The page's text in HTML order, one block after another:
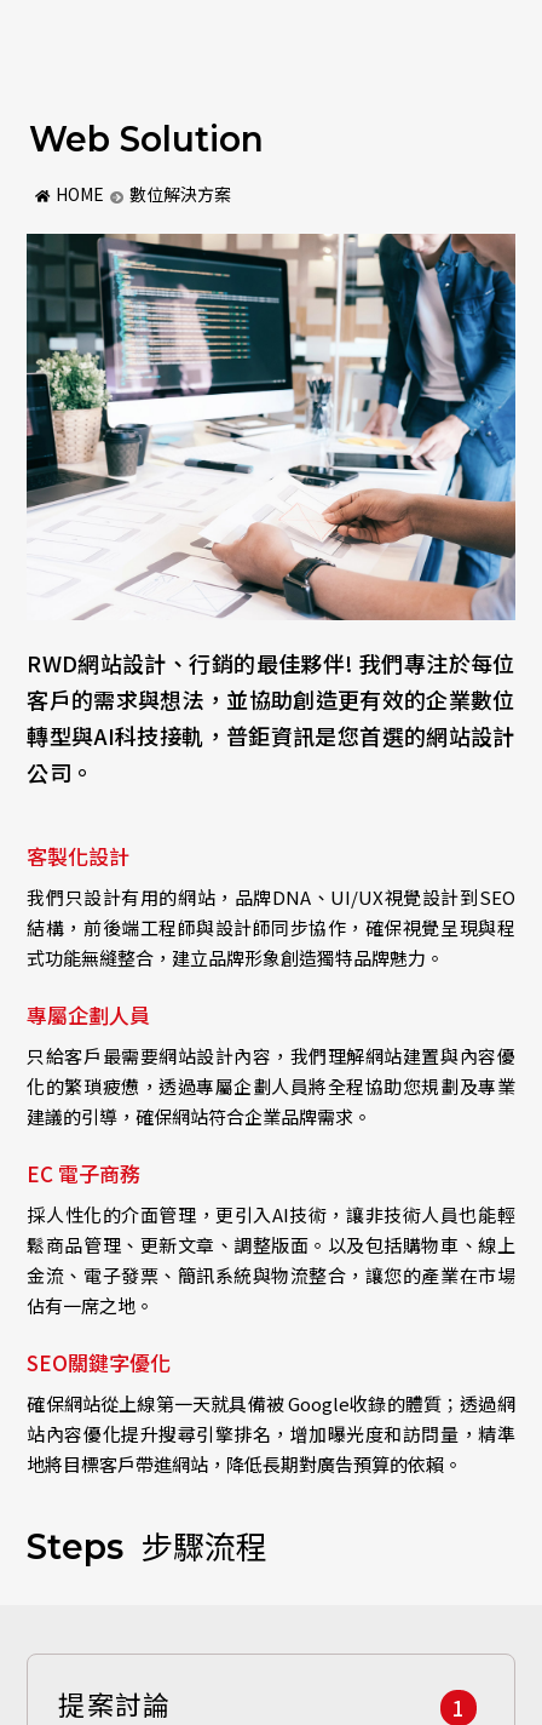
企業官網
音響器材
線上訂房
關於普鉅
網站設計思維
Web Solution
HOME 數位解決方案
RWD網站設計、行銷的最佳夥伴! 我們專注於每位
客戶的需求與想法，並協助創造更有效的企業數位
轉型與AI科技接軌，普鉅資訊是您首選的網站設計
公司。
客製化設計
我們只設計有用的網站，品牌DNA、UI/UX視覺設計到SEO
結構，前後端工程師與設計師同步協作，確保視覺呈現與程
式功能無縫整合，建立品牌形象創造獨特品牌魅力。
專屬企劃人員
只給客戶最需要網站設計內容，我們理解網站建置與內容優
化的繁瑣疲憊，透過專屬企劃人員將全程協助您規劃及專業
建議的引導，確保網站符合企業品牌需求。
EC 電子商務
採人性化的介面管理，更引入AI技術，讓非技術人員也能輕
鬆商品管理、更新文章、調整版面。以及包括購物車、線上
金流、電子發票、簡訊系統與物流整合，讓您的產業在市場
佔有一席之地。
SEO關鍵字優化
確保網站從上線第一天就具備被 Google收錄的體質；透過網
站內容優化提升搜尋引擎排名，增加曝光度和訪問量，精準
地將目標客戶帶進網站，降低長期對廣告預算的依賴。
Steps 步驟流程
1
提案討論